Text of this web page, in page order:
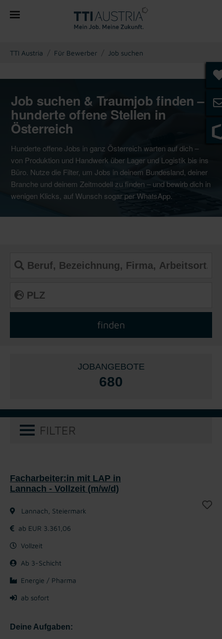
You are here:
TTI Austria Für Bewerber Job suchen
Job suchen & Traumjob finden –
hunderte offene Stellen in
Österreich
Hunderte offene Jobs in ganz Österreich warten auf dich –
von Produktion und Handwerk über Lager und Logistik bis ins
Büro. Nutze die Filter, um Jobs in deinem Bundesland, deiner
Branche und deinem Zeitmodell zu finden – und bewirb dich in
wenigen Klicks, auf Wunsch sogar per WhatsApp.
JOBANGEBOTE
680
FILTER
Facharbeiter:in mit LAP in
Lannach - Vollzeit (m/w/d)
Lannach, Steiermark
ab EUR 3.361,06
Vollzeit
Ab 3-Schicht
Energie / Pharma
ab sofort
Deine Aufgaben: